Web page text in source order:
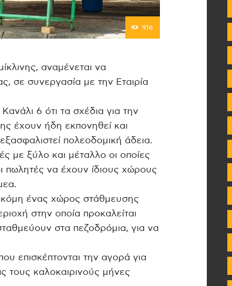
916
αναμένεται να
σε συνεργασία με την Εταιρία
6 ότι τα σχέδια για την
έχουν ήδη εκπονηθεί και
πολεοδομική άδεια.
με ξύλο και μέταλλο οι οποίες
πωλητές να έχουν ίδιους χώρους
ένας χώρος στάθμευσης
στην οποία προκαλείται
στα πεζοδρόμια, για να
επισκέπτονται την αγορά για
τους καλοκαιρινούς μήνες